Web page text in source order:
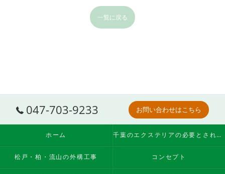
一覧に戻る
047-703-9233 お問い合わせはこちら
ホーム 千葉のエクステリアの必要とされる理由
松戸・柏・流山の外構工事 コンセプト